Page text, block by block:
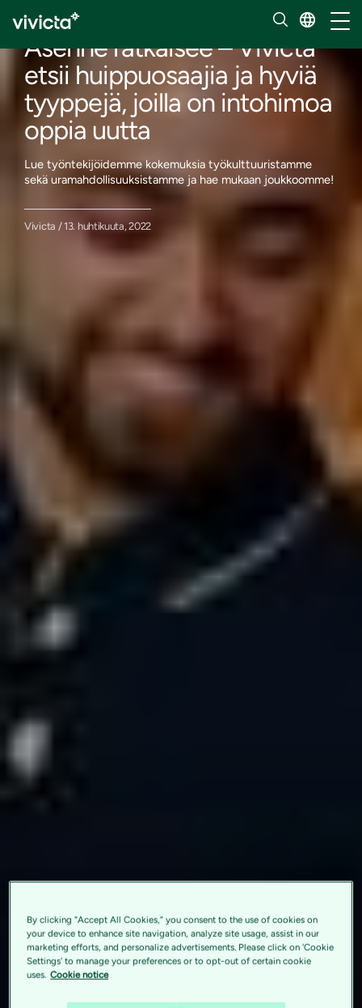
Asenne ratkaisee – Vivicta
etsii huippuosaajia ja hyviä
tyyppejä, joilla on intohimoa
oppia uutta
Lue työntekijöidemme kokemuksia työkulttuuristamme
sekä uramahdollisuuksistamme ja hae mukaan joukkoomme!
Vivicta / 13. huhtikuuta, 2022
By clicking “Accept All Cookies,” you consent to the use of cookies on
your device to enhance site navigation, analyze site usage, assist in our
marketing efforts, and personalize advertisements. Please click on 'Cookie
Settings' to manage your preferences or to opt-out of certain cookie
uses. Cookie notice